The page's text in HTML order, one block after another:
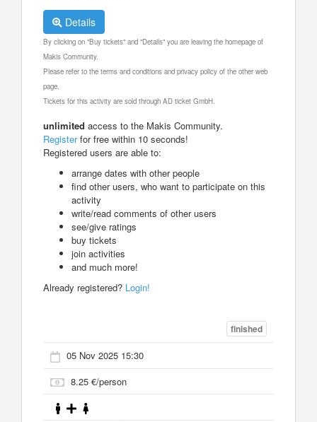
Details
By clicking on "Buy tickets" and "Details" you are leaving the homepage of
Makis Community.
Please refer to the terms and conditions and privacy policy of the other web
page.
Tickets for this activity are sold through AD ticket GmbH.
unlimited access to the Makis Community.
Registerfor free within 10 seconds!
Registered users are able to:
arrange dates with other people
find other users, who want to participate on this
activity
write/read comments of other users
see/give ratings
buy tickets
join activities
and much more!
Already registered? Login!
finished
05 Nov 2025 15:30
8.25 €/person